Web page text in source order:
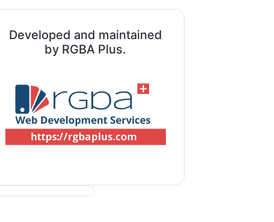
Developed and maintained
by RGBA Plus.